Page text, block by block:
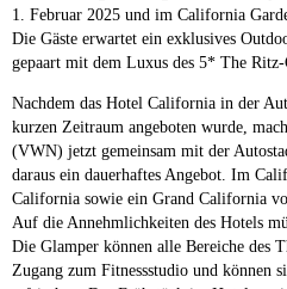
1. Februar 2025 und im California
Die Gäste erwartet ein exklusives
gepaart mit dem Luxus des 5* The
Nachdem das Hotel California in der
kurzen Zeitraum angeboten wurde,
(VWN) jetzt gemeinsam mit der
daraus ein dauerhaftes Angebot. Im
California sowie ein Grand California
Auf die Annehmlichkeiten des Hotels
Die Glamper können alle Bereiche des
Zugang zum Fitnessstudio und können